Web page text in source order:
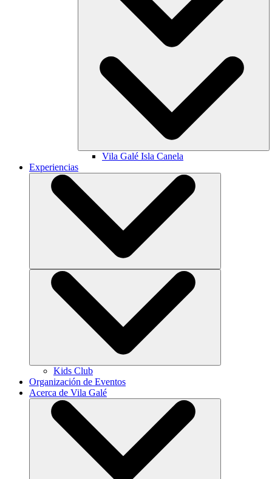
Vila Galé Isla Canela
Experiencias
Kids Club
Organización de Eventos
Acerca de Vila Galé